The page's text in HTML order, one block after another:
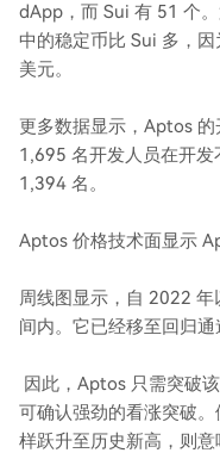
dApp，而 Sui 有 51 个
中的稳定币比 Sui 多，
美元。
更多数据显示，Aptos
1,695 名开发人员在开
1,394 名。
Aptos 价格技术面显示
周线图显示，自 2022
间内。它已经移至回归通
因此，Aptos 只需突破
可确认强劲的看涨突破
样跃升至历史新高，则